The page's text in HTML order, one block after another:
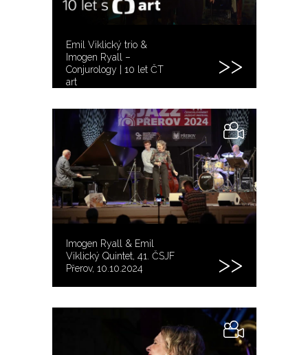
Emil Viklický trio &
Imogen Ryall –
Conjurology | 10 let ČT
art
Imogen Ryall & Emil
Viklický Quintet, 41. ČSJF
Přerov, 10.10.2024